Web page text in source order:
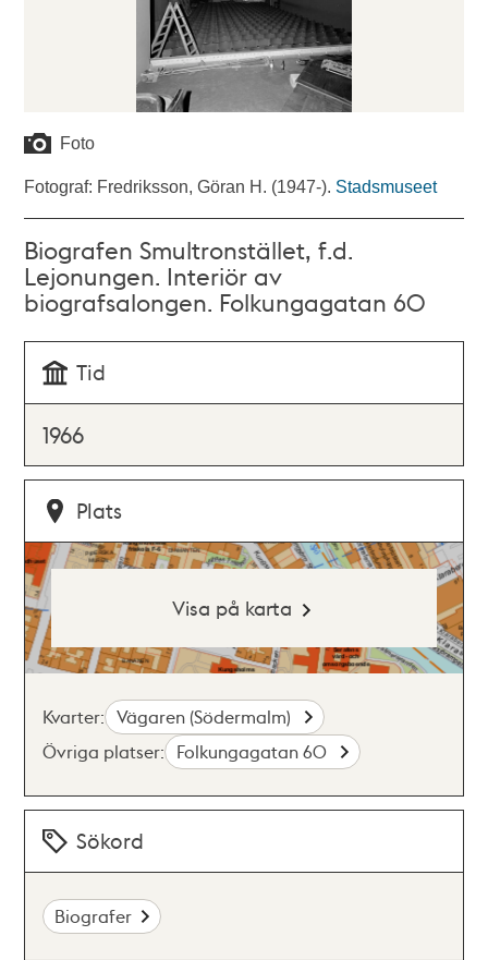
Foto
Fotograf: Fredriksson, Göran H. (1947-). Stadsmuseet
Biografen Smultronstället, f.d.
Lejonungen. Interiör av
biografsalongen. Folkungagatan 60
Tid
1966
Plats
Visa på karta
Kvarter: Vägaren (Södermalm)
Övriga platser: Folkungagatan 60
Sökord
Biografer